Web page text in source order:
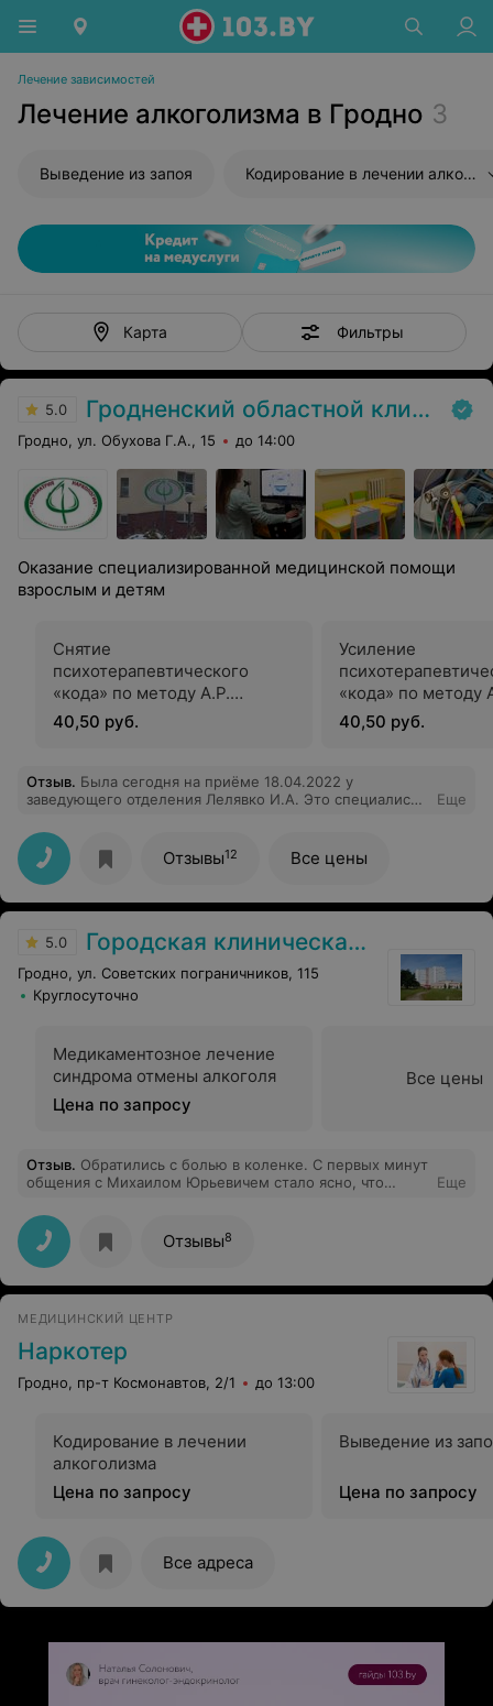
Лечение зависимостей
Лечение алкоголизма в Гродно 3
Выведение из запоя Кодирование в лечении алкоголизма
Карта Фильтры
5.0 Гродненский областной клинический центр «Психиатрия-наркология»
Гродно, ул. Обухова Г.А., 15 до 14:00
Оказание специализированной медицинской помощи
взрослым и детям
Снятие
психотерапевтического
«кода» по методу А.Р.
Довженко
40,50 руб.
Усиление
«кода» по методу
Довженко
40,50 руб.
Отзыв. Была сегодня на приёме 18.04.2022 у
заведующего отделения Лелявко И.А. Это специалист
проблему и досконально подошёл к её решению. Я
благодарна ему, побольше бы таких специалистов. За
его Советы и помощь ещё раз огромное спасибо!
Еще
Отзывы12 Все цены
5.0 Городская клиническая больница скорой медицинской помощи г. Гродно
Гродно, ул. Советских пограничников, 115
Круглосуточно
Медикаментозное лечение
синдрома отмены алкоголя
Цена по запросу
Все цены
Отзыв. Обратились с болью в коленке. С первых минут
общения с Михаилом Юрьевичем стало ясно, что
глубокие знания в области травматологии и ортопедии
вызывают доверие. Он внимательно выслушал все
жалобы, провёл тщательное обследование и объяснил
каждую деталь предстоящего лечения. Я чувствовала
себя в надежных руках.
Еще
Отзывы8
МЕДИЦИНСКИЙ ЦЕНТР
Наркотер
Гродно, пр-т Космонавтов, 2/1 до 13:00
Кодирование в лечении
алкоголизма
Цена по запросу
Выведение из
Цена по запросу
Все адреса